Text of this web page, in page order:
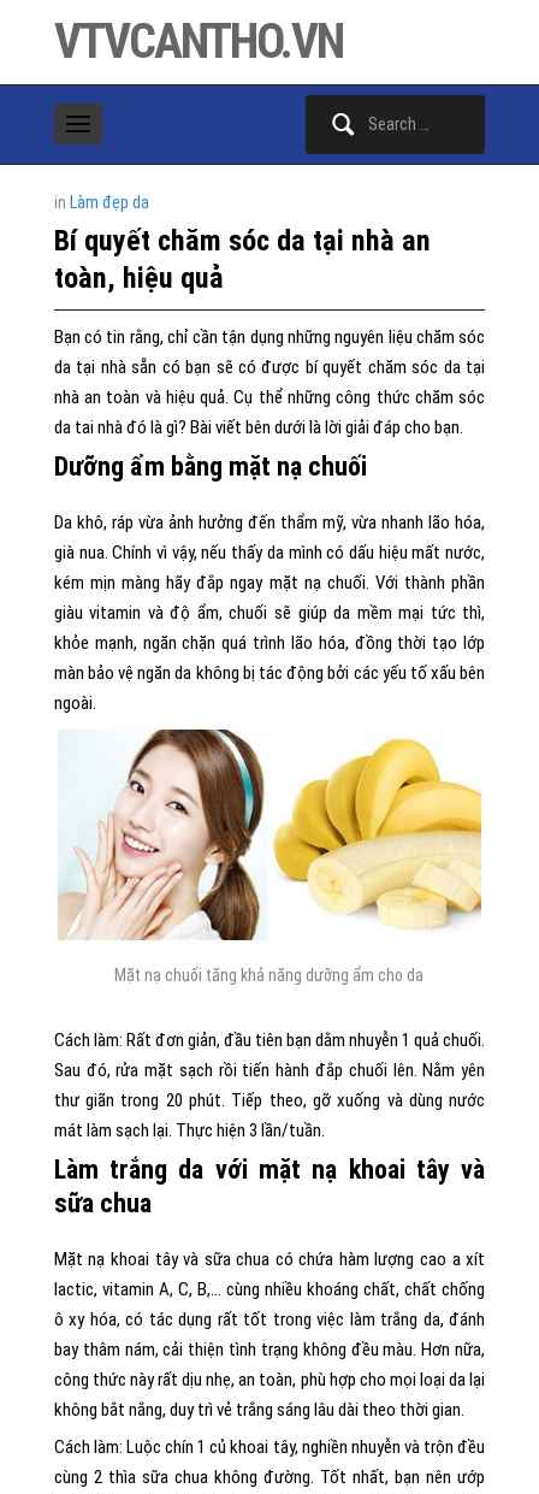
VTVCANTHO.VN
in Làm đẹp da
Bí quyết chăm sóc da tại nhà an
toàn, hiệu quả
Bạn có tin rằng, chỉ cần tận dụng những nguyên liệu chăm sóc
da tại nhà sẵn có bạn sẽ có được bí quyết chăm sóc da tại
nhà an toàn và hiệu quả. Cụ thể những công thức chăm sóc
da tai nhà đó là gì? Bài viết bên dưới là lời giải đáp cho bạn.
Dưỡng ẩm bằng mặt nạ chuối
Da khô, ráp vừa ảnh hưởng đến thẩm mỹ, vừa nhanh lão hóa,
già nua. Chính vì vậy, nếu thấy da mình có dấu hiệu mất nước,
kém mịn màng hãy đắp ngay mặt nạ chuối. Với thành phần
giàu vitamin và độ ẩm, chuối sẽ giúp da mềm mại tức thì,
khỏe mạnh, ngăn chặn quá trình lão hóa, đồng thời tạo lớp
màn bảo vệ ngăn da không bị tác động bởi các yếu tố xấu bên
ngoài.
Mặt nạ chuối tăng khả năng dưỡng ẩm cho da
Cách làm: Rất đơn giản, đầu tiên bạn dằm nhuyễn 1 quả chuối.
Sau đó, rửa mặt sạch rồi tiến hành đắp chuối lên. Nằm yên
thư giãn trong 20 phút. Tiếp theo, gỡ xuống và dùng nước
mát làm sạch lại. Thực hiện 3 lần/tuần.
Làm trắng da với mặt nạ khoai tây và
sữa chua
Mặt nạ khoai tây và sữa chua có chứa hàm lượng cao a xít
lactic, vitamin A, C, B,… cùng nhiều khoáng chất, chất chống
ô xy hóa, có tác dụng rất tốt trong việc làm trắng da, đánh
bay thâm nám, cải thiện tình trạng không đều màu. Hơn nữa,
công thức này rất dịu nhẹ, an toàn, phù hợp cho mọi loại da lại
không bắt nắng, duy trì vẻ trắng sáng lâu dài theo thời gian.
Cách làm: Luộc chín 1 củ khoai tây, nghiền nhuyễn và trộn đều
cùng 2 thìa sữa chua không đường. Tốt nhất, bạn nên ướp